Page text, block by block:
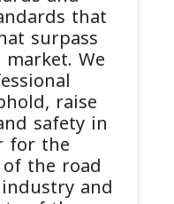
that
surpass
We
raise
safety in
for the
the road
and